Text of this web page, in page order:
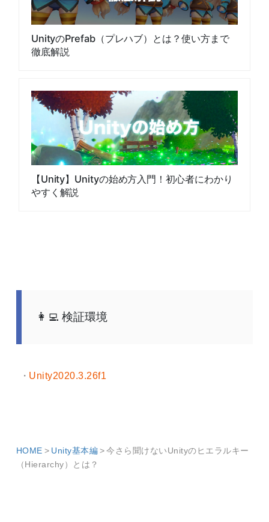
UnityのPrefab（プレハブ）とは？使い方まで
徹底解説
【Unity】Unityの始め方入門！初心者にわかり
やすく解説
検証環境
Unity2020.3.26f1
HOME Unity基本編
今さら聞けないUnityのヒエラルキー
（Hierarchy）とは？